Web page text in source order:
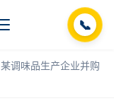
📞
某调味品生产企业并购